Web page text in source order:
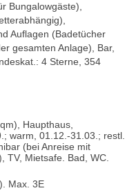
Bungalowgäste),
Auflagen (Badetücher
gesamten Anlage), Bar,
4 Sterne, 354
Haupthaus,
warm, 01.12.-31.03.; restl.
(bei Anreise mit
TV, Mietsafe. Bad, WC.
Max. 3E